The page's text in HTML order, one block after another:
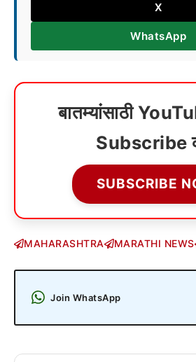
X
WhatsApp
बातम्यांसाठी
Subscribe
SUBSCRIBE
MAHARASHTRA MARATHI NEWS
Join WhatsApp